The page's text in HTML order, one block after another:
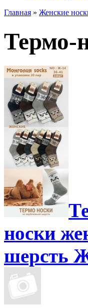
Главная » Женские
Термо-
носки
шерсть